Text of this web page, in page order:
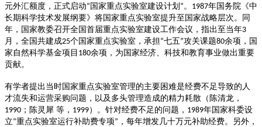
元外汇额度，正式启动“国家重点实验室建设计划 ” 。 1987年国务院《中
长期科学技术发展纲要》将国家重点实验室提升至国家战略层次。同
年，国家教委召开全国首届重点实验室建设工作会议，指出至当年3
月，全国共建成25个国家重点实验室，承担 “七五”攻关课题80余项，国
家自然科学基金项目 180余项，为国家经济、科技和教育事业做出重要
贡献。
有学者提出当时国家重点实验室管理的主要困难是经费不足导致的人
才流失和运营采购问题，以及多头管理造成的精力耗散（陈清龙，
1990 ；陈灵犀 等， 1999）。针对经费不足的问题， 1989年国家科委设
立“重点实验室运行补助费专项” ，每年增发几十万元补助经费。另外，